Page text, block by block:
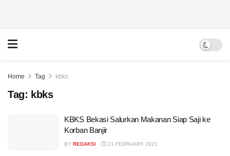
Home Tag kbks
Tag: kbks
KBKS Bekasi Salurkan Makanan Siap Saji ke
Korban Banjir
BY REDAKSI 21 FEBRUARY 2021